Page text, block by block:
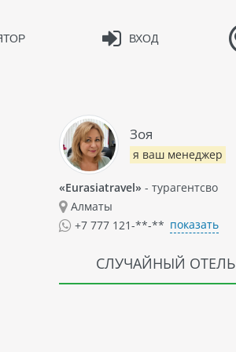
ВХОД
Зоя
я ваш менеджер
«Eurasiatravel» - турагентсво
Алматы
+7 777 121-**-** показать
СЛУЧАЙНЫЙ ОТЕЛЬ